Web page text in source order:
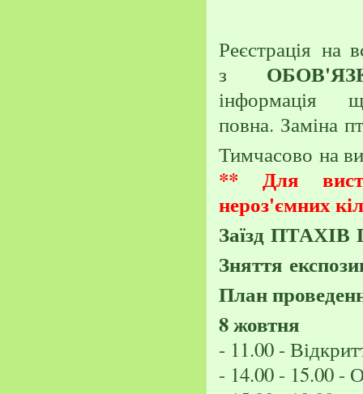
Реєстрація на
з
інформація
повна. Заміна
Тимчасово на
**
Для
нероз'ємних
Заїзд ПТАХІВ
Зняття
План
8 жовтня
- 11.00 -
- 14.00 - 15.00 -